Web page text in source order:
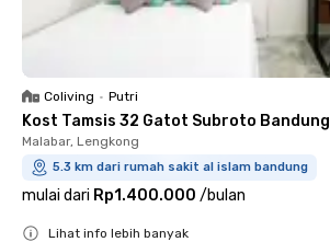
Coliving • Putri
Kost Tamsis 32 Gatot Subroto Bandung
Malabar, Lengkong
5.3 km dari rumah sakit al islam bandung
mulai dari Rp1.400.000 /bulan
Lihat info lebih banyak